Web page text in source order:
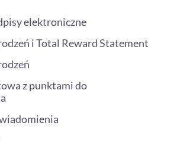
elektroniczne
i Total Reward Statement
z punktami do